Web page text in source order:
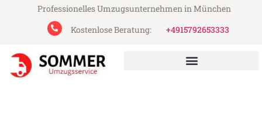
Professionelles Umzugsunternehmen in München
Kostenlose Beratung:
+4915792653333